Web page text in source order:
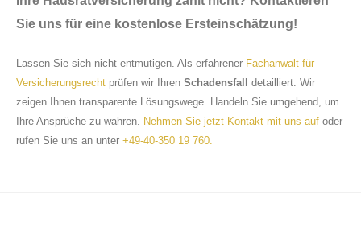
Sie uns für eine kostenlose Ersteinschätzung!
Lassen Sie sich nicht entmutigen. Als erfahrener Fachanwalt für
Versicherungsrecht prüfen wir Ihren Schadensfall detailliert. Wir
zeigen Ihnen transparente Lösungswege. Handeln Sie umgehend, um
Ihre Ansprüche zu wahren. Nehmen Sie jetzt Kontakt mit uns auf oder
rufen Sie uns an unter +49-40-350 19 760.